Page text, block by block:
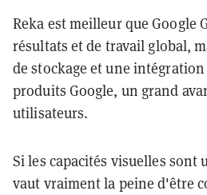
Reka est meilleur que Google
résultats et de travail global,
de stockage et une intégration
produits Google, un grand
utilisateurs.
Si les capacités visuelles sont
vaut vraiment la peine d'être